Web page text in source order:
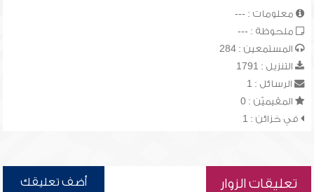
معلومات : ---
ملحوظة : ---
المستمعين : 284
التنزيل : 1791
الرسائل : 1
المقيميّن : 0
في خزائن : 1
تعليقات الزوار أضف تعليقك